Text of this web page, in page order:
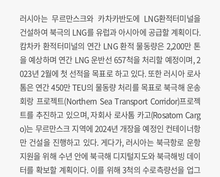
러시아는 무르만스크와 카차카반도에 LNG환적터미널을
건설하여 북극의 LNG를 유럽과 아시아에 공급할 계획이다.
캄차카 환적터미널의 연간 LNG 환적 물동량은 2,200만 톤
을 예상하며 연간 LNG 운반선 657척을 처리할 예정이며, 2
023년 2월에 첫 선적을 목표로 하고 있다. 또한 러시아 로사
톰은 연간 450만 TEU의 물동량 처리를 목표로 북극해 운송
회랑 프로젝트(Northern Sea Transport Corridor)프로젝
트를 추진하고 있으며, 자회사 로사톰 카고(Rosatom Carg
o)는 무르만스크 지역에 2024년 개장을 예정인 컨테이너항
만 건설을 진행하고 있다. 게다가, 러시아는 북극항로 운항
지원을 위해 수년 안에 북극해 디지털지도와 북극해빙 데이
터를 확보할 계획이다. 이를 위해 3척의 수로측량선을 업그